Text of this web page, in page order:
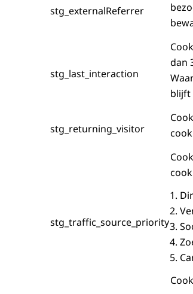
stg_externalReferrer
stg_last_interaction
dan
blijft
stg_returning_visitor
stg_traffic_source_priority